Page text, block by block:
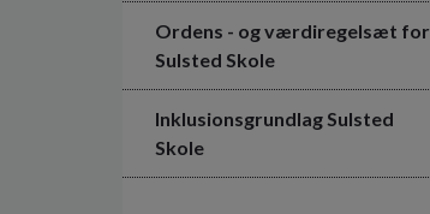
Ordens - og værdiregelsæt for
Sulsted Skole
Inklusionsgrundlag Sulsted
Skole